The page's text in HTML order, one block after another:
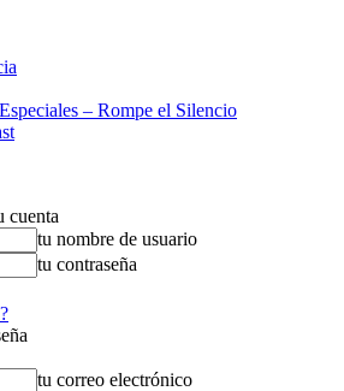
– Rompe el Silencio
cuenta
tu nombre de usuario
tu contraseña
tu correo electrónico